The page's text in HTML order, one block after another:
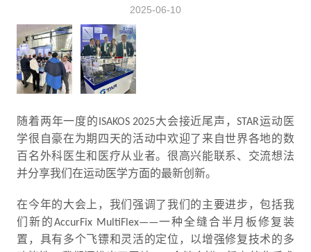
2025-06-10